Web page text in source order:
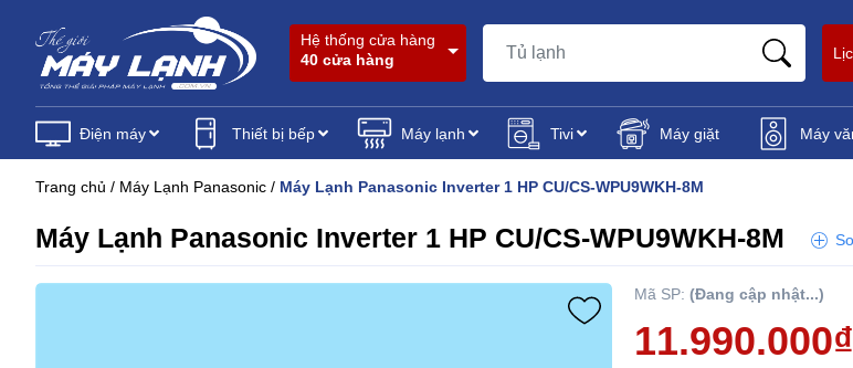
Hệ thống cửa hàng
40 cửa hàng
Điện máy Thiết bị bếp Máy lạnh Tivi Máy giặt Máy
Trang chủ / Máy Lạnh Panasonic / Máy Lạnh Panasonic Inverter 1 HP CU/CS-WPU9WKH-8M
Máy Lạnh Panasonic Inverter 1 HP CU/CS-WPU9WKH-8M
Mã SP: (Đang cập nhật...)
11.990.000₫